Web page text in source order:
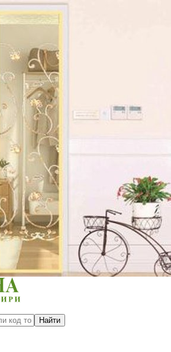
обратный звонок
аксессуары
инвентарь
удобрения, добавки, химия
декор
Найти